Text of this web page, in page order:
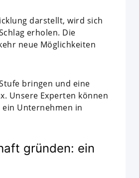
darstellt, wird sich
erholen. Die
neue Möglichkeiten
bringen und eine
Unsere Experten können
Unternehmen in
gründen: ein